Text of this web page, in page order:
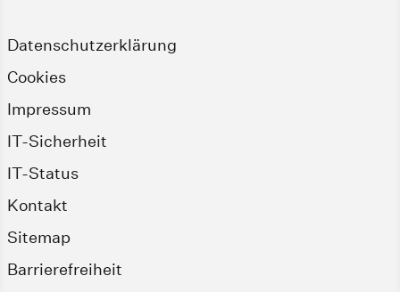
Datenschutzerklärung
Cookies
Impressum
IT-Sicherheit
IT-Status
Kontakt
Sitemap
Barrierefreiheit